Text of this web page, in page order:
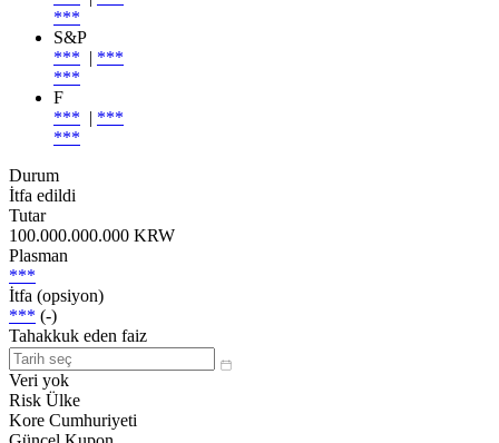
***
S&P
*** | ***
***
F
*** | ***
***
Durum
İtfa edildi
Tutar
100.000.000.000 KRW
Plasman
***
İtfa (opsiyon)
*** (-)
Tahakkuk eden faiz
Veri yok
Risk Ülke
Kore Cumhuriyeti